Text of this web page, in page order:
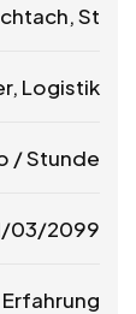
St
Logistik
/ Stunde
03/2099